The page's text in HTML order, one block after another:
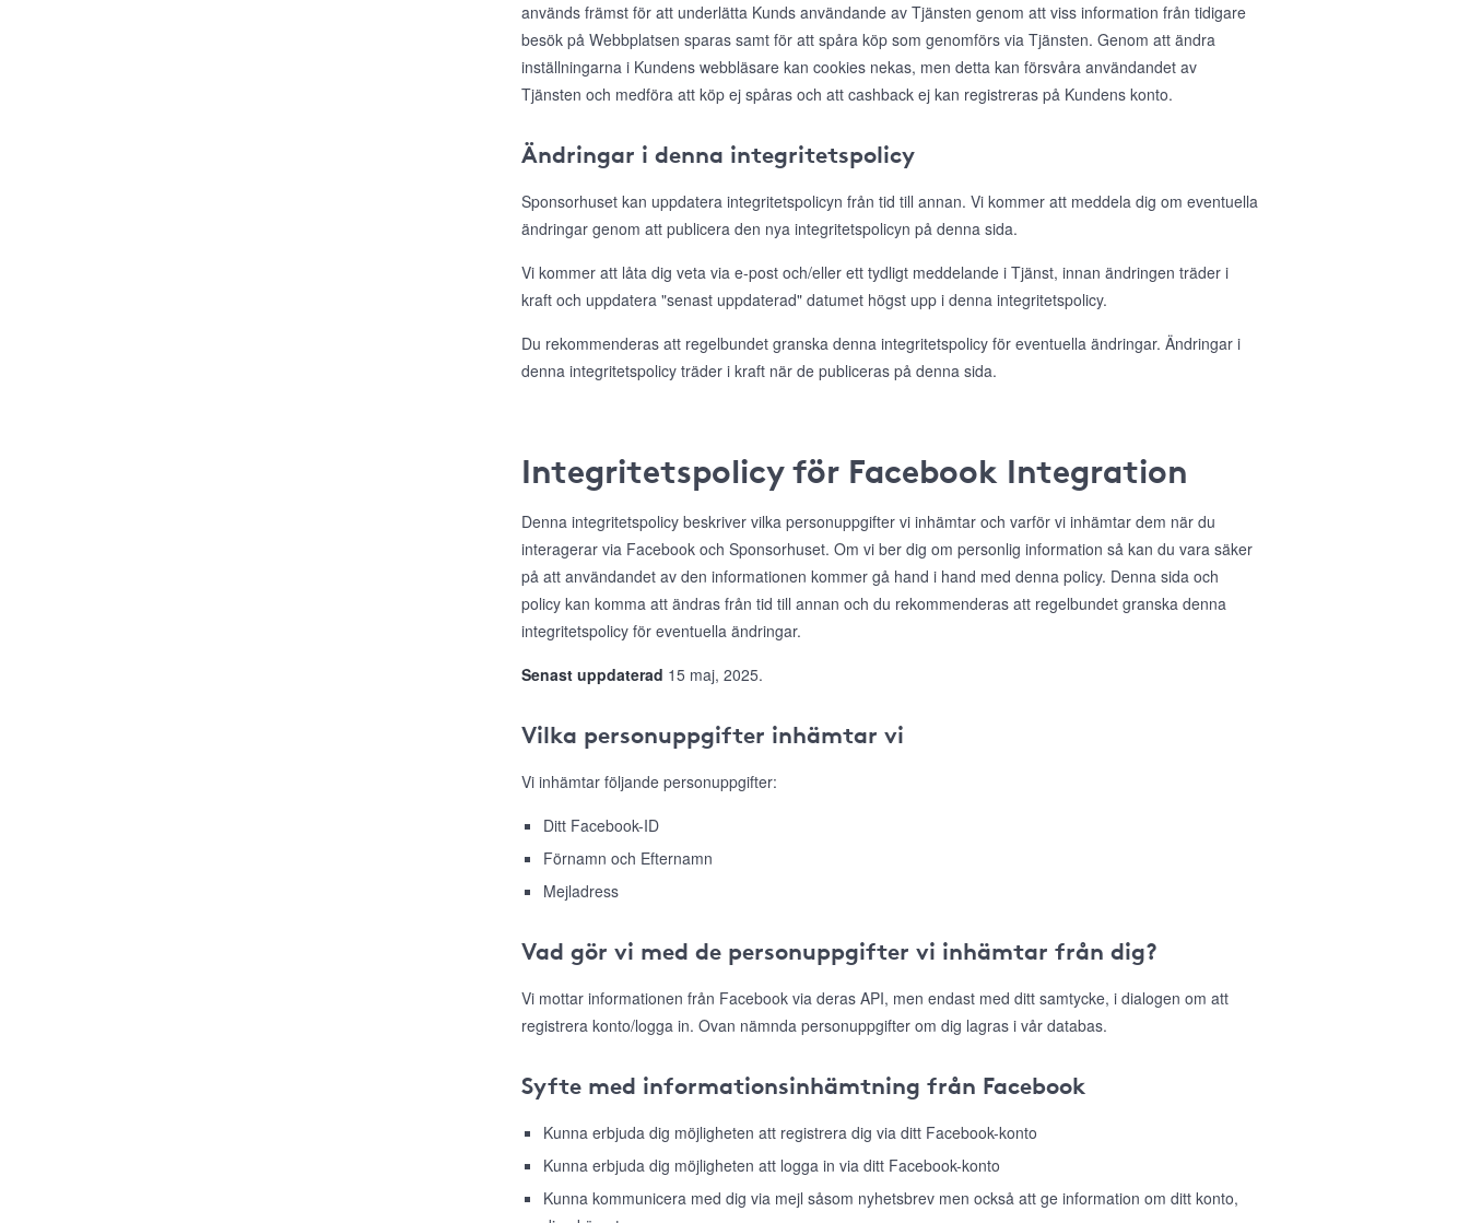
används främst för att underlätta Kunds användande av Tjänsten genom att viss information från tidigare
besök på Webbplatsen sparas samt för att spåra köp som genomförs via Tjänsten. Genom att ändra
inställningarna i Kundens webbläsare kan cookies nekas, men detta kan försvåra användandet av
Tjänsten och medföra att köp ej spåras och att cashback ej kan registreras på Kundens konto.
Ändringar i denna integritetspolicy
Sponsorhuset kan uppdatera integritetspolicyn från tid till annan. Vi kommer att meddela dig om eventuella
ändringar genom att publicera den nya integritetspolicyn på denna sida.
Vi kommer att låta dig veta via e-post och/eller ett tydligt meddelande i Tjänst, innan ändringen träder i
kraft och uppdatera "senast uppdaterad" datumet högst upp i denna integritetspolicy.
Du rekommenderas att regelbundet granska denna integritetspolicy för eventuella ändringar. Ändringar i
denna integritetspolicy träder i kraft när de publiceras på denna sida.
Integritetspolicy för Facebook Integration
Denna integritetspolicy beskriver vilka personuppgifter vi inhämtar och varför vi inhämtar dem när du
interagerar via Facebook och Sponsorhuset. Om vi ber dig om personlig information så kan du vara säker
på att användandet av den informationen kommer gå hand i hand med denna policy. Denna sida och
policy kan komma att ändras från tid till annan och du rekommenderas att regelbundet granska denna
integritetspolicy för eventuella ändringar.
Senast uppdaterad 15 maj, 2025.
Vilka personuppgifter inhämtar vi
Vi inhämtar följande personuppgifter:
Ditt Facebook-ID
Förnamn och Efternamn
Mejladress
Vad gör vi med de personuppgifter vi inhämtar från dig?
Vi mottar informationen från Facebook via deras API, men endast med ditt samtycke, i dialogen om att
registrera konto/logga in. Ovan nämnda personuppgifter om dig lagras i vår databas.
Syfte med informationsinhämtning från Facebook
Kunna erbjuda dig möjligheten att registrera dig via ditt Facebook-konto
Kunna erbjuda dig möjligheten att logga in via ditt Facebook-konto
Kunna kommunicera med dig via mejl såsom nyhetsbrev men också att ge information om ditt konto,